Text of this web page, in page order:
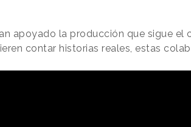
apoyado la producción que sigue el
contar historias reales, estas